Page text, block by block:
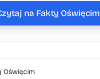
na Fakty Oświęcim
Oświęcim